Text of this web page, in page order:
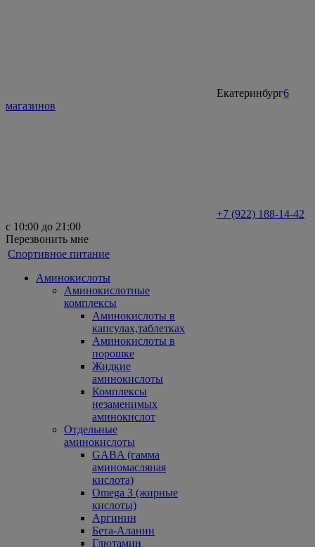
Екатеринбург6
магазинов
+7 (922) 188-14-42
с 10:00 до 21:00
Перезвонить мне
Спортивное питание
Аминокислоты
Аминокислотные
комплексы
Аминокислоты в
капсулах,таблетках
Аминокислоты в
порошке
Жидкие
аминокислоты
Комплексы
незаменимых
аминокислот
Отдельные
аминокислоты
GABA (гамма
аминомасляная
кислота)
Omega 3 (жирные
кислоты)
Аргинин
Бета-Аланин
Глютамин